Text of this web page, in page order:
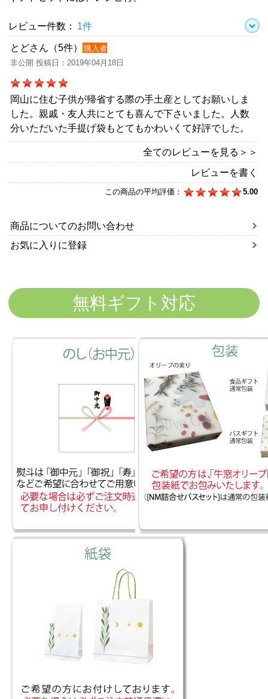
レビュー件数： 1件
とどさん（5件）
購入者
非公開 投稿日：2019年04月18日
岡山に住む子供が帰省する際の手土産としてお願いしま
した。親戚・友人共にとても喜んで下さいました。人数
分いただいた手提げ袋もとてもかわいくて好評でした。
全てのレビューを見る＞＞
レビューを書く
この商品の平均評価： 5.00
商品についてのお問い合わせ
お気に入りに登録
無料ギフト対応